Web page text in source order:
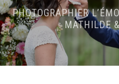
PHOTOGRAPHIER
: MATHILDE